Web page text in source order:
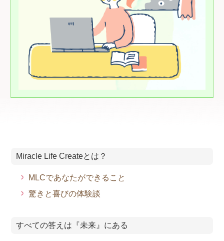
Miracle Life Createとは？
MLCであなたができること
驚きと喜びの体験談
すべての答えは『未来』にある